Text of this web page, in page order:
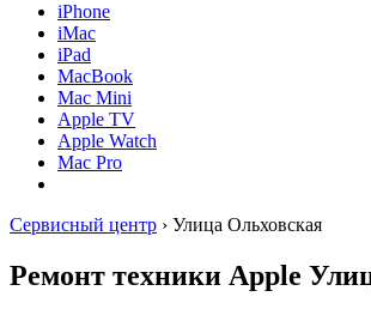
iPhone
iMac
iPad
MacBook
Mac Mini
Apple TV
Apple Watch
Mac Pro
Сервисный центр › Улица Ольховская
Ремонт техники Apple